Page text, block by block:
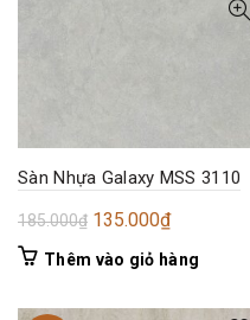
Sàn Nhựa Galaxy MSS 3110
185.000₫ Giá
gốc
185.000₫.
135.000₫Giá
hiện
là:
Thêm vào giỏ hàng